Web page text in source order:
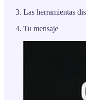
Las herramientas
Tu mensaje